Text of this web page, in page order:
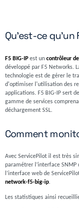
Qu'est-ce qu'un
F5 BIG-IPest un contrôleur
développé par F5 Networks.
technologie est de gérer le
d'optimiser l'utilisation des
applications. F5 BIG-IP sert
gamme de services
déchargement SSL.
Comment
Avec ServicePilot il est très
paramétrer l’interface SNMP
l’interface web de
network-f5-big-ip.
Les statistiques ainsi